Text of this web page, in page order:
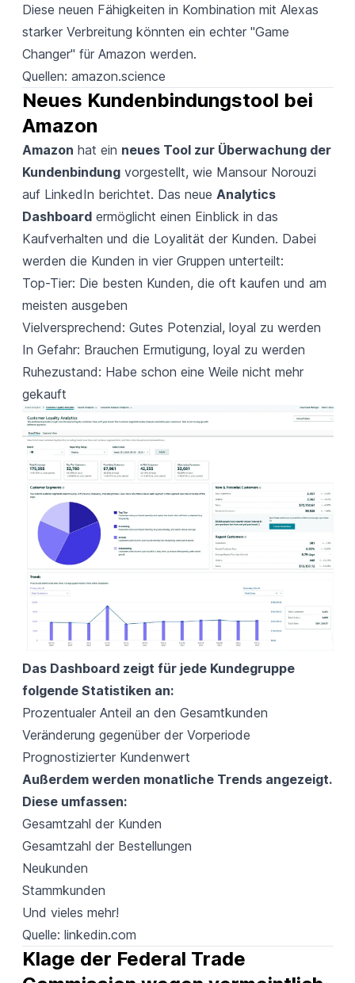
Diese neuen Fähigkeiten in Kombination mit Alexas
starker Verbreitung könnten ein echter "Game
Changer" für Amazon werden.
Quellen: amazon.science
Neues Kundenbindungstool bei
Amazon
Amazon hat ein neues Tool zur Überwachung der
Kundenbindungvorgestellt, wie Mansour Norouzi
auf LinkedIn berichtet. Das neue Analytics
Dashboardermöglicht einen Einblick in das
Kaufverhalten und die Loyalität der Kunden. Dabei
werden die Kunden in vier Gruppen unterteilt:
Top-Tier: Die besten Kunden, die oft kaufen und am
meisten ausgeben
Vielversprechend: Gutes Potenzial, loyal zu werden
In Gefahr: Brauchen Ermutigung, loyal zu werden
Ruhezustand: Habe schon eine Weile nicht mehr
gekauft
Das Dashboard zeigt für jede Kundegruppe
folgende Statistiken an:
Prozentualer Anteil an den Gesamtkunden
Veränderung gegenüber der Vorperiode
Prognostizierter Kundenwert
Außerdem werden monatliche Trends angezeigt.
Diese umfassen:
Gesamtzahl der Kunden
Gesamtzahl der Bestellungen
Neukunden
Stammkunden
Und vieles mehr!
Quelle: linkedin.com
Klage der Federal Trade